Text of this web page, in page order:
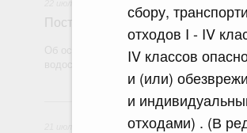
сбору,
отходов I - IV
IV классов
и (или)
и
отходами) . (В
Постановление Правительства
Об особенностях применения
водоснабжения и водоотведения